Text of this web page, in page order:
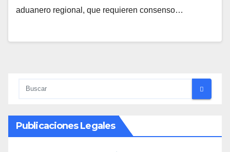
aduanero regional, que requieren consenso…
Publicaciones Legales